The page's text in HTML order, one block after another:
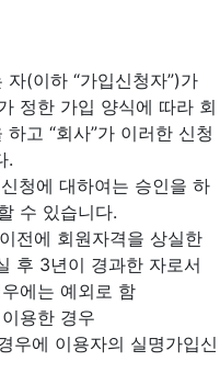
자(이하 “가입신청자”)가
정한 가입 양식에 따라 회
고 “회사”가 이러한 신청
.
청에 대하여는 승인을 하
수 있습니다.
전에 회원자격을 상실한
후 3년이 경과한 자로서
에는 예외로 함
용한 경우
우에 이용자의 실명가입신